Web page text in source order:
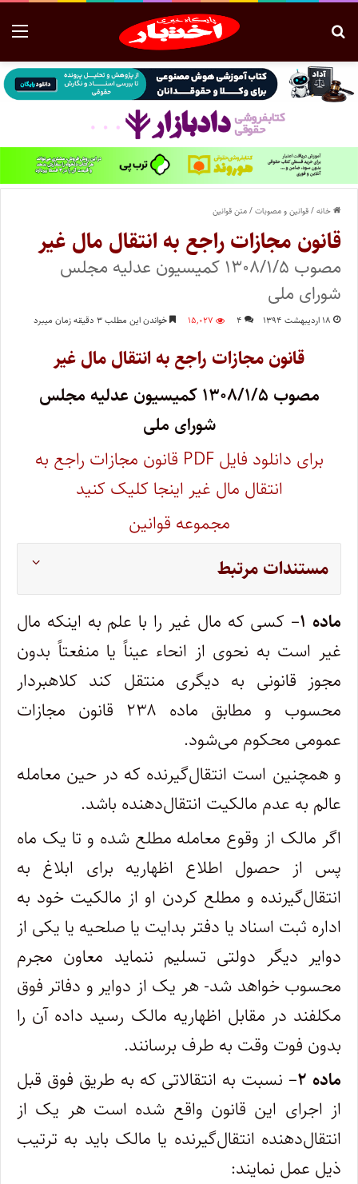
خانه/قوانین و مصوبات/متن قوانین
قانون مجازات راجع به انتقال مال غیر
مصوب ۱۳۰۸/۱/۵ کمیسیون عدلیه مجلس
شورای ملی
۱۸ اردیبهشت ۱۳۹۴ ۴ ۱۵,۰۲۷ خواندن این مطلب ۳ دقیقه زمان میبرد
قانون مجازات راجع به انتقال مال غیر
مصوب ۱۳۰۸/۱/۵ کمیسیون عدلیه مجلس
شورای ملی
برای دانلود فایل PDF قانون مجازات راجع به
انتقال مال غیر اینجا کلیک کنید
مجموعه قوانین
مستندات مرتبط
ماده ۱ – کسی که مال غیر را با علم به اینکه مال
غیر است به نحوی از انحاء عیناً یا منفعتاً بدون
مجوز قانونی به دیگری منتقل کند کلاهبردار
محسوب و مطابق ماده ۲۳۸ قانون مجازات
عمومی محکوم می‌شود.
و همچنین است انتقال‌گیرنده که در حین معامله
عالم به عدم مالکیت انتقال‌دهنده باشد.
اگر مالک از وقوع معامله مطلع شده و تا یک ماه
پس از حصول اطلاع اظهاریه برای ابلاغ به
انتقال‌گیرنده و مطلع کردن او از مالکیت خود به
اداره ثبت اسناد یا دفتر بدایت یا صلحیه یا یکی از
دوایر دیگر دولتی تسلیم ننماید معاون مجرم
محسوب خواهد شد- هر یک از دوایر و دفاتر فوق
مکلفند در مقابل اظهاریه مالک رسید داده آن را
بدون فوت وقت به طرف برسانند.
ماده ۲ – نسبت به انتقالاتی که به طریق فوق قبل
از اجرای این قانون واقع شده است هر یک از
انتقال‌دهنده انتقال‌گیرنده یا مالک باید به ترتیب
ذیل عمل نمایند: